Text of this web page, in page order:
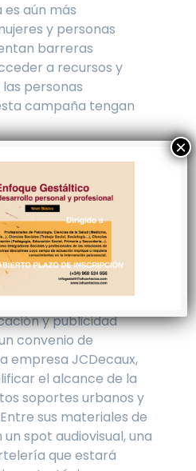
es aún más
y personas
barreras
a recursos y
personas
campaña tengan
Sociales, Consumo
parte del
por promover una
equitativa y libre
las etiquetas sociales’
de redes sociales,
y publicidad
convenio de
empresa JCDecaux,
el alcance de la
soportes urbanos y
sus materiales de
spot audiovisual, una
que estará